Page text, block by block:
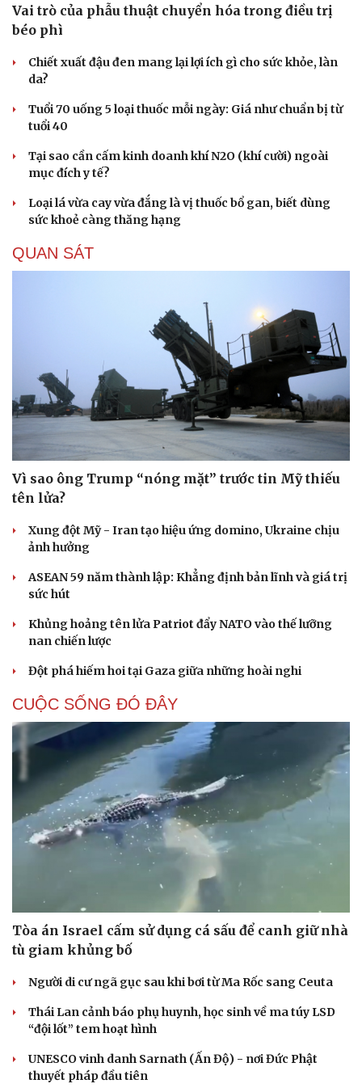
Văn hóa
Sân khấu - Điện ảnh
Nghệ sĩ
Sao Việt
Du lịch
Vai trò của phẫu thuật chuyển hóa trong điều trị
béo phì
Chiết xuất đậu đen mang lại lợi ích gì cho sức khỏe, làn
da?
Tuổi 70 uống 5 loại thuốc mỗi ngày: Giá như chuẩn bị từ
tuổi 40
Tại sao cần cấm kinh doanh khí N2O (khí cười) ngoài
mục đích y tế?
Loại lá vừa cay vừa đắng là vị thuốc bổ gan, biết dùng
sức khoẻ càng thăng hạng
QUAN SÁT
Vì sao ông Trump “nóng mặt” trước tin Mỹ thiếu
tên lửa?
Xung đột Mỹ - Iran tạo hiệu ứng domino, Ukraine chịu
ảnh hưởng
ASEAN 59 năm thành lập: Khẳng định bản lĩnh và giá trị
sức hút
Khủng hoảng tên lửa Patriot đẩy NATO vào thế lưỡng
nan chiến lược
Đột phá hiếm hoi tại Gaza giữa những hoài nghi
CUỘC SỐNG ĐÓ ĐÂY
Tòa án Israel cấm sử dụng cá sấu để canh giữ nhà
tù giam khủng bố
Người di cư ngã gục sau khi bơi từ Ma Rốc sang Ceuta
Thái Lan cảnh báo phụ huynh, học sinh về ma túy LSD
“đội lốt” tem hoạt hình
UNESCO vinh danh Sarnath (Ấn Độ) - nơi Đức Phật
thuyết pháp đầu tiên